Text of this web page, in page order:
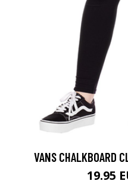
VANS CHALKBOARD
19.95